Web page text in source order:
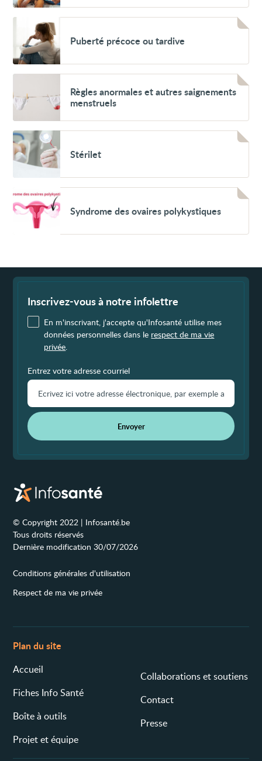
Puberté
précoce
ou
tardive
Puberté précoce ou tardive
anormales
et
menstruels
Règles anormales et autres saignements
menstruels
Voir
Stérilet
Stérilet
Voir
Syndrome
des
ovaires
polykystiques
Syndrome des ovaires polykystiques
Inscrivez-vous à notre infolettre
En m'inscrivant, j'accepte qu'Infosanté utilise mes
données personnelles dans le respect de ma vie
privée
Entrez votre adresse courriel
Envoyer
© Copyright 2022 | Infosanté.be
Tous droits réservés
Dernière modification 30/07/2026
Conditions générales d'utilisation
Respect de ma vie privée
Plan du site
Accueil
Fiches Info Santé
Boîte à outils
Projet et équipe
Collaborations et soutiens
Contact
Presse